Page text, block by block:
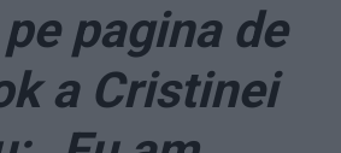
pagina de
a Cristinei